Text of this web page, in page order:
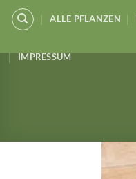
Zum
Inhalt
ALLE PFLANZEN
IMPRESSUM